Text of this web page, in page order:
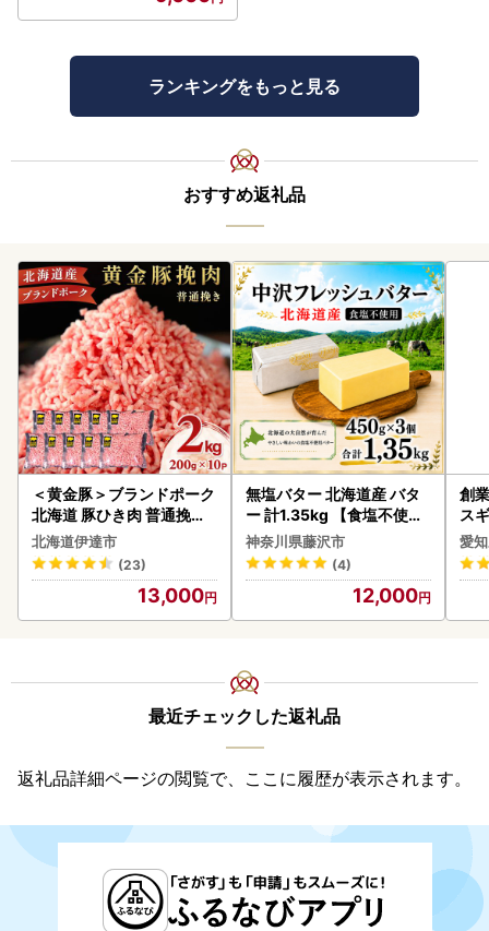
ランキングをもっと見る
おすすめ返礼品
＜黄金豚＞ブランドポーク
北海道 豚ひき肉 普通挽き
200g 10パック 計2kg
北海道伊達市
(23)
13,000
無塩バター 北海道産 バタ
ー 計1.35kg 【食塩不使用
】
神奈川県藤沢市
(4)
12,000
創
ス
み
惣
ン
愛
最近チェックした返礼品
返礼品詳細ページの閲覧で、ここに履歴が表示されます。